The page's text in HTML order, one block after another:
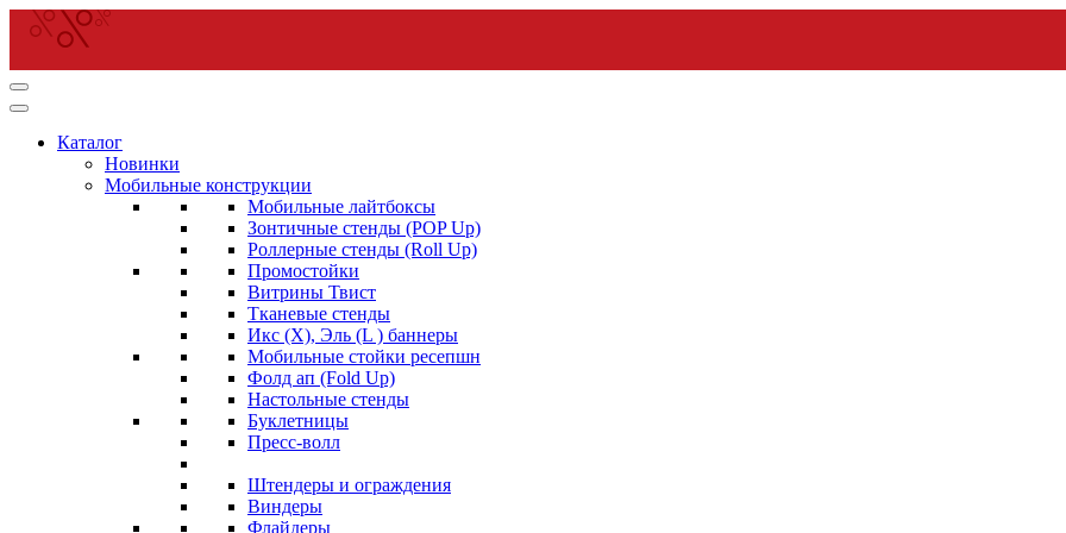
Перейти
к
(нажмитеКаталог
Новинки
Мобильные конструкции
Мобильные лайтбоксы
Зонтичные стенды (POP Up)
Роллерные стенды (Roll Up)
Промостойки
Витрины Твист
Тканевые стенды
Икс (X), Эль (L ) баннеры
Мобильные стойки ресепшн
Фолд ап (Fold Up)
Настольные стенды
Буклетницы
Пресс-волл
Штендеры и ограждения
Виндеры
Флайдеры